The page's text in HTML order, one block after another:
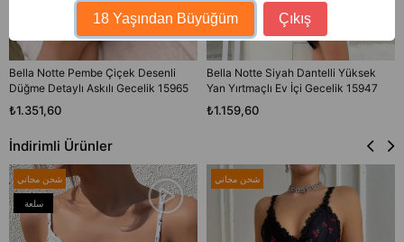
Bella Notte Pembe Çiçek Desenli
Düğme Detaylı Askılı Gecelik 15965
₺1.351,60
Bella Notte Siyah Dantelli Yüksek
Yan Yırtmaçlı Ev İçi Gecelik 15947
₺1.159,60
İndirimli Ürünler
شحن مجاني
سلعة
شحن مجاني
18 Yaşından Büyüğüm Çıkış